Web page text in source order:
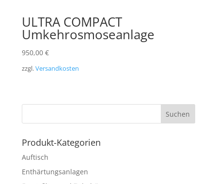
ULTRA COMPACT
Umkehrosmoseanlage
950,00 €
zzgl.Versandkosten
Produkt-Kategorien
Auftisch
Enthärtungsanlagen